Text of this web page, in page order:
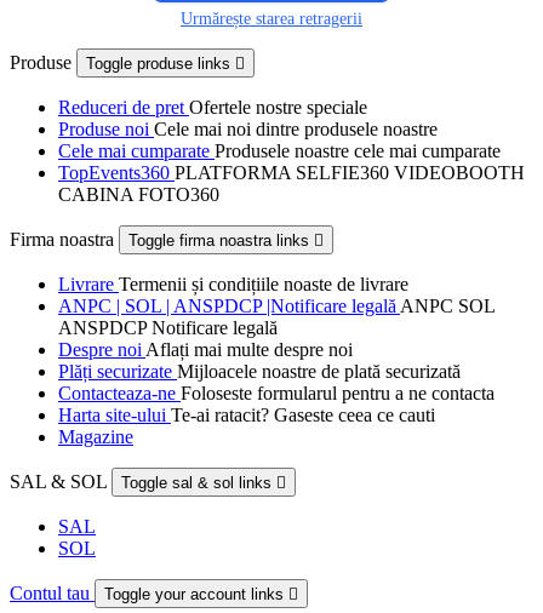
Urmărește starea retragerii
Produse Toggle produse links 
Reduceri de pret Ofertele nostre speciale
Produse noi Cele mai noi dintre produsele noastre
Cele mai cumparate Produsele noastre cele mai cumparate
TopEvents360 PLATFORMA SELFIE360 VIDEOBOOTH
CABINA FOTO360
Firma noastra Toggle firma noastra links 
Livrare Termenii și condițiile noaste de livrare
ANPC | SOL | ANSPDCP |Notificare legală ANPC SOL
ANSPDCP Notificare legală
Despre noi Aflați mai multe despre noi
Plăți securizate Mijloacele noastre de plată securizată
Contacteaza-ne Foloseste formularul pentru a ne contacta
Harta site-ului Te-ai ratacit? Gaseste ceea ce cauti
Magazine
SAL & SOL Toggle sal & sol links 
SAL
SOL
Contul tau Toggle your account links 